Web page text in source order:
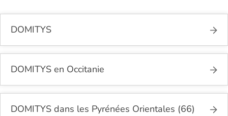
DOMITYS
DOMITYS en Occitanie
DOMITYS dans les Pyrénées Orientales (66)